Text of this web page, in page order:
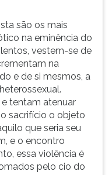
são os mais
na eminência do
vestem-se de
na
e de si mesmos, a
tentam atenuar
sacrifício o objeto
que seria seu
e o encontro
essa violência é
pelo cio do